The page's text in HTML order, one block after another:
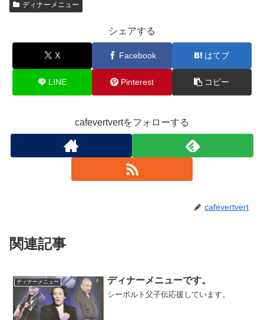
ディナーメニュー
シェアする
X Facebook はてブ
LINE Pinterest コピー
cafevertvertをフォローする
cafevertvert
関連記事
ディナーメニュー ディナーメニューです。
シーボルト父子伝応援しています。